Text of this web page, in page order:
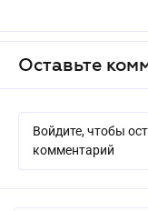
Оставьте
Войдите, чтобы
комментарий